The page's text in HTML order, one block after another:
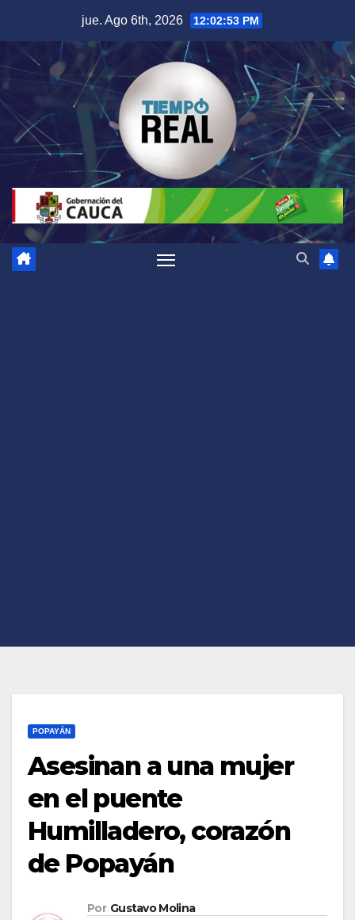
contenido
jue. Ago 6th, 2026 12:02:54 PM
POPAYÁN
Asesinan a una mujer
en el puente
Humilladero, corazón
de Popayán
Por Gustavo Molina